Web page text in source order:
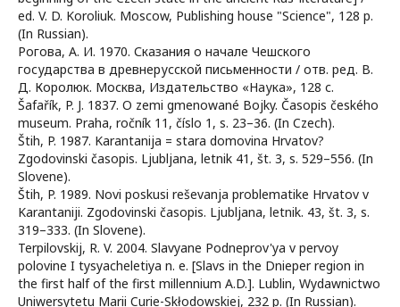
ed. V. D. Koroliuk. Moscow, Publishing house "Science", 128 p.
(In Russian).
Рогова, А. И. 1970. Сказания о начале Чешского
государства в древнерусской письменности / отв. ред. В.
Д. Королюк. Москва, Издательство «Наука», 128 с.
Šafařík, P. J. 1837. O zemi gmenowané Bojky. Časopis českého
museum. Praha, ročník 11, číslo 1, s. 23–36. (In Czech).
Štih, P. 1987. Karantanija = stara domovina Hrvatov?
Zgodovinski časopis. Ljubljana, letnik 41, št. 3, s. 529–556. (In
Slovene).
Štih, P. 1989. Novi poskusi reševanja problematike Hrvatov v
Karantaniji. Zgodovinski časopis. Ljubljana, letnik. 43, št. 3, s.
319–333. (In Slovene).
Terpilovskij, R. V. 2004. Slavyane Podneprov'ya v pervoy
polovine I tysyacheletiya n. e. [Slavs in the Dnieper region in
the first half of the first millennium A.D.]. Lublin, Wydawnictwo
Uniwersytetu Marii Curie-Skłodowskiej, 232 p. (In Russian).